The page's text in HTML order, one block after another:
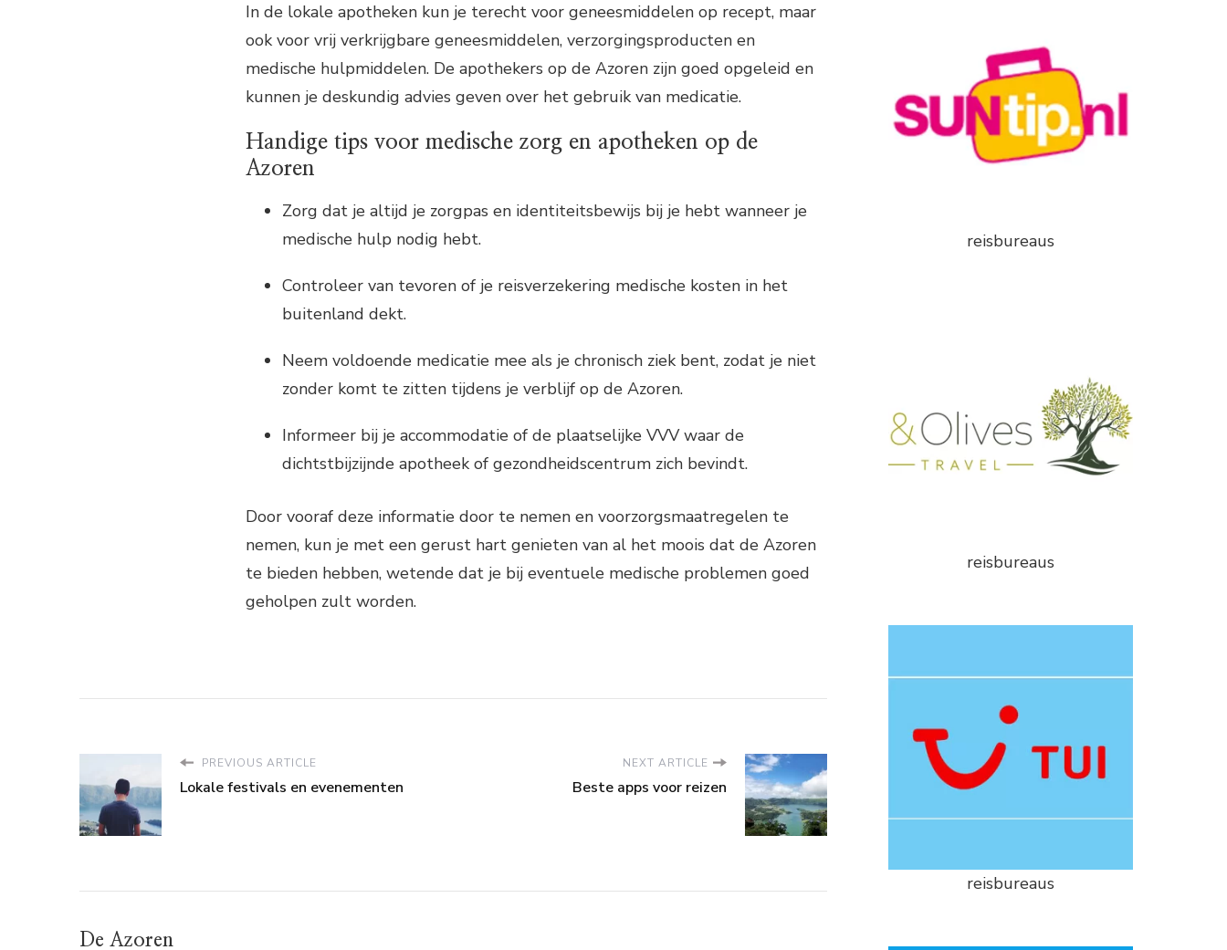
In de lokale apotheken kun je terecht voor geneesmiddelen op recept, maar
ook voor vrij verkrijgbare geneesmiddelen, verzorgingsproducten en
medische hulpmiddelen. De apothekers op de Azoren zijn goed opgeleid en
kunnen je deskundig advies geven over het gebruik van medicatie.
Handige tips voor medische zorg en apotheken op de
Azoren
Zorg dat je altijd je zorgpas en identiteitsbewijs bij je hebt wanneer je
medische hulp nodig hebt.
Controleer van tevoren of je reisverzekering medische kosten in het
buitenland dekt.
Neem voldoende medicatie mee als je chronisch ziek bent, zodat je niet
zonder komt te zitten tijdens je verblijf op de Azoren.
Informeer bij je accommodatie of de plaatselijke VVV waar de
dichtstbijzijnde apotheek of gezondheidscentrum zich bevindt.
Door vooraf deze informatie door te nemen en voorzorgsmaatregelen te
nemen, kun je met een gerust hart genieten van al het moois dat de Azoren
te bieden hebben, wetende dat je bij eventuele medische problemen goed
geholpen zult worden.
PREVIOUS ARTICLE
Lokale festivals en evenementen
NEXT ARTICLE
Beste apps voor reizen
De Azoren
reisbureaus
reisbureaus
reisbureaus